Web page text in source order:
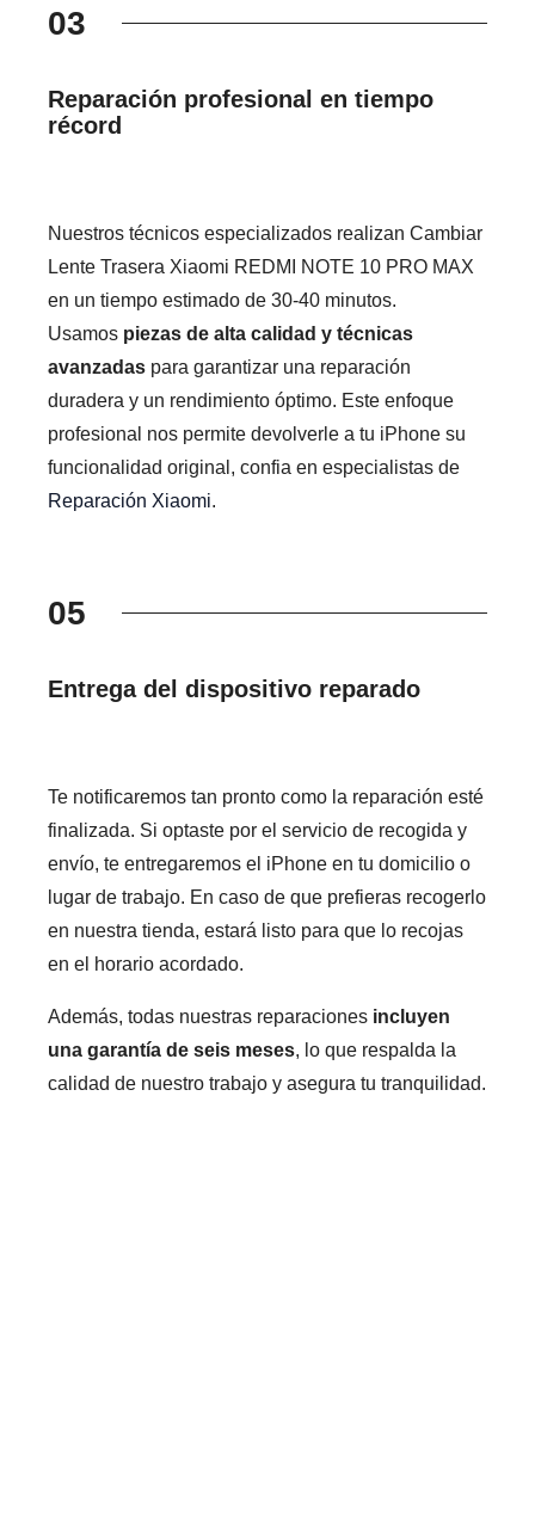
03
Reparación profesional en tiempo
récord
Nuestros técnicos especializados realizan Cambiar
Lente Trasera Xiaomi REDMI NOTE 10 PRO MAX
en un tiempo estimado de 30-40 minutos.
Usamos piezas de alta calidad y técnicas
avanzadas para garantizar una reparación
duradera y un rendimiento óptimo. Este enfoque
profesional nos permite devolverle a tu iPhone su
funcionalidad original, confia en especialistas de
Reparación Xiaomi.
05
Entrega del dispositivo reparado
Te notificaremos tan pronto como la reparación esté
finalizada. Si optaste por el servicio de recogida y
envío, te entregaremos el iPhone en tu domicilio o
lugar de trabajo. En caso de que prefieras recogerlo
en nuestra tienda, estará listo para que lo recojas
en el horario acordado.
Además, todas nuestras reparaciones incluyen
una garantía de seis meses, lo que respalda la
calidad de nuestro trabajo y asegura tu tranquilidad.